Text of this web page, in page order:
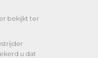
bekijkt ter
u dat